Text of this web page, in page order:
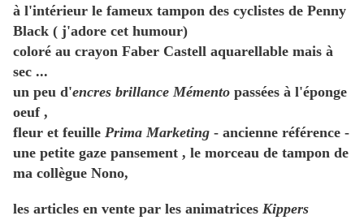
à l'intérieur le fameux tampon des cyclistes de Penny
Black ( j'adore cet humour)
coloré au crayon Faber Castell aquarellable mais à
sec ...
un peu d'encres brillance Mémento passées à l'éponge
oeuf ,
fleur et feuille Prima Marketing - ancienne référence -
une petite gaze pansement , le morceau de tampon de
ma collègue Nono,
les articles en vente par les animatrices Kippers